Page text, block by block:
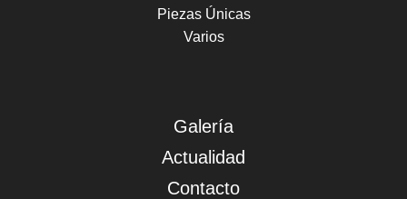
Piezas Únicas
Varios
Galería
Actualidad
Contacto